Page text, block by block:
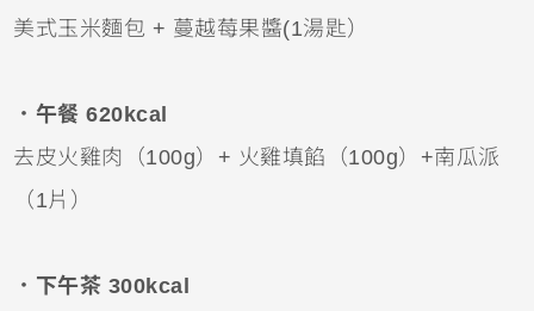
美式玉米麵包 + 蔓越莓果醬(1湯匙）
． 午餐 620kcal
去皮火雞肉（100g）+ 火雞填餡（100g）+南瓜派
（1片）
． 下午茶 300kcal